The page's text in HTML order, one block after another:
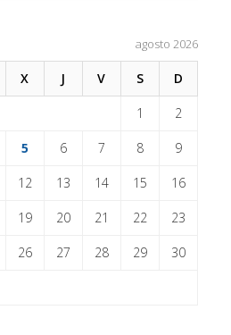
agosto 2026
X J V S D
1 2
5 6 7 8 9
12 13 14 15 16
19 20 21 22 23
26 27 28 29 30